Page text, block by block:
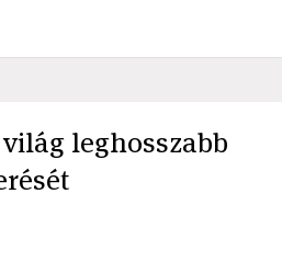
leghosszabb